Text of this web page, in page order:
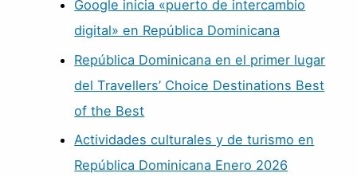
Google inicia «puerto de intercambio
digital» en República Dominicana
República Dominicana en el primer lugar
del Travellers’ Choice Destinations Best
of the Best
Actividades culturales y de turismo en
República Dominicana Enero 2026